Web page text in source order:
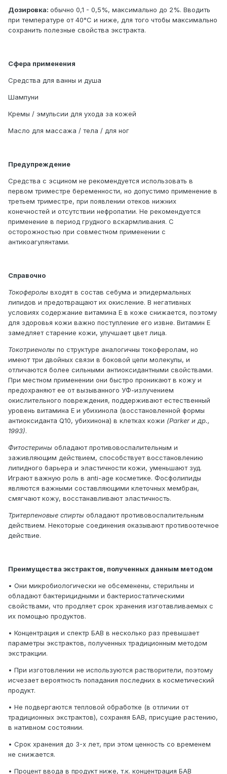
Дозировка: обычно 0,1 - 0,5%, максимально до 2%. Вводить
при температуре от 40°С и ниже, для того чтобы максимально
сохранить полезные свойства экстракта.
Сфера применения
Средства для ванны и душа
Шампуни
Кремы / эмульсии для ухода за кожей
Масло для массажа / тела / для ног
Предупреждение
Средства с эсцином не рекомендуется использовать в
первом триместре беременности, но допустимо применение в
третьем триместре, при появлении отеков нижних
конечностей и отсутствии нефропатии. Не рекомендуется
применение в период грудного вскармливания. С
осторожностью при совместном применении с
антикоагулянтами.
Справочно
Токоферолы входят в состав себума и эпидермальных
липидов и предотвращают их окисление. В негативных
условиях содержание витамина Е в коже снижается, поэтому
для здоровья кожи важно поступление его извне. Витамин Е
замедляет старение кожи, улучшает цвет лица.
Токотриенолы по структуре аналогичны токоферолам, но
имеют три двойных связи в боковой цепи молекулы, и
отличаются более сильными антиоксидантными свойствами.
При местном применении они быстро проникают в кожу и
предохраняют ее от вызыванного УФ-излучением
окислительного повреждения, поддерживают естественный
уровень витамина Е и убихинола (восстановленной формы
антиоксиданта Q10, убихинона) в клетках кожи (Parker и др.,
1993).
Фитостерины обладают противовоспалительным и
заживляющим действием, способствует восстановлению
липидного барьера и эластичности кожи, уменьшают зуд.
Играют важную роль в anti-age косметике. Фосфолипиды
являются важными составляющими клеточных мембран,
смягчают кожу, восстанавливают эластичность.
Тритерпеновые спирты обладают противовоспалительным
действием. Некоторые соединения оказывают противоотечное
действие.
Преимущества экстрактов, полученных данным методом
• Они микробиологически не обсеменены, стерильны и
обладают бактерицидными и бактериостатическими
свойствами, что продляет срок хранения изготавливаемых с
их помощью продуктов.
• Концентрация и спектр БАВ в несколько раз превышает
параметры экстрактов, полученных традиционным методом
экстракции.
• При изготовлении не используются растворители, поэтому
исчезает вероятность попадания последних в косметический
продукт.
• Не подвергаются тепловой обработке (в отличии от
традиционных экстрактов), сохраняя БАВ, присущие растению,
в нативном состоянии.
• Срок хранения до 3-х лет, при этом ценность со временем
не снижается.
• Процент ввода в продукт ниже, т.к. концентрация БАВ